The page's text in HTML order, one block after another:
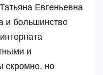
Евгеньевна
и большинство
и
скромно, но